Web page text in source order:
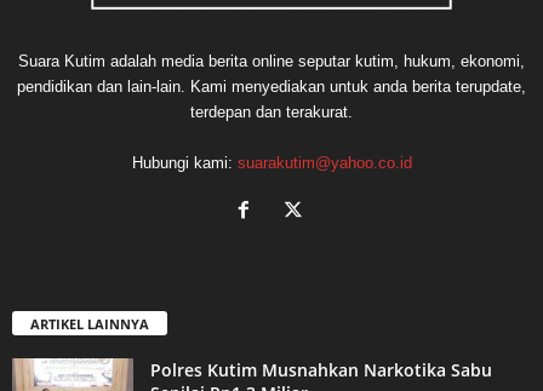
Suara Kutim adalah media berita online seputar kutim, hukum, ekonomi,
pendidikan dan lain-lain. Kami menyediakan untuk anda berita terupdate,
terdepan dan terakurat.
Hubungi kami: suarakutim@yahoo.co.id
ARTIKEL LAINNYA
Polres Kutim Musnahkan Narkotika Sabu